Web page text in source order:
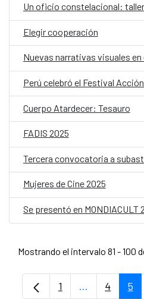
Elegir cooperación
Nuevas narrativas visuales
Cuerpo Atardecer: Tesauro
FADIS 2025
Tercera convocatoria a
Mujeres de Cine 2025
Mostrando el intervalo 81 - 100
Página
1 ...PáginasPágina
4 5